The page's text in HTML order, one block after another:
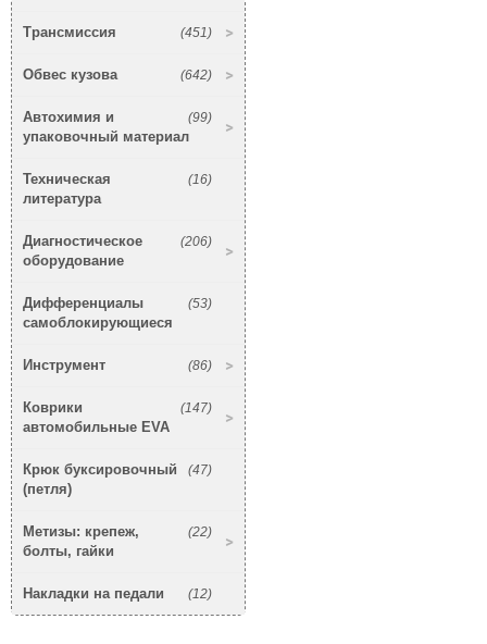
(451)
Трансмиссия
(642)
Обвес кузова
(99)
Автохимия и
упаковочный материал
(16)
Техническая
литература
(206)
Диагностическое
оборудование
(53)
Дифференциалы
самоблокирующиеся
(86)
Инструмент
(147)
Коврики
автомобильные EVA
(47)
Крюк буксировочный
(петля)
(22)
Метизы: крепеж,
болты, гайки
(12)
Накладки на педали